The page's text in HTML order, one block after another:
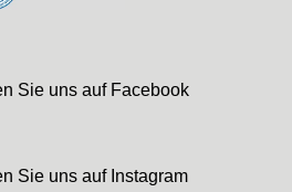
Sie uns auf Facebook
Sie uns auf Instagram